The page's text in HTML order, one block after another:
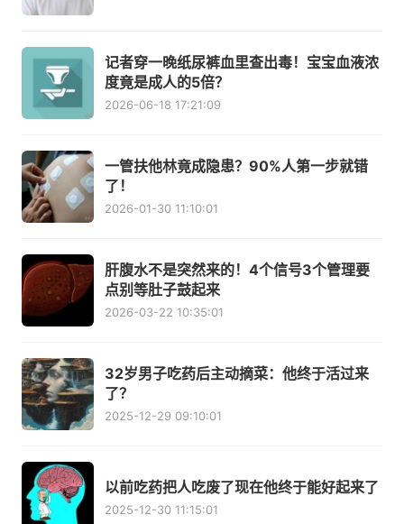
记者穿一晚纸尿裤血里查出毒！宝宝血液浓
度竟是成人的5倍？
2026-06-18 17:21:09
一管扶他林竟成隐患？90%人第一步就错
了！
2026-01-30 11:10:01
肝腹水不是突然来的！4个信号3个管理要
点别等肚子鼓起来
2026-03-22 10:35:01
32岁男子吃药后主动摘菜：他终于活过来
了？
2025-12-29 09:10:01
以前吃药把人吃废了现在他终于能好起来了
2025-12-30 11:15:01